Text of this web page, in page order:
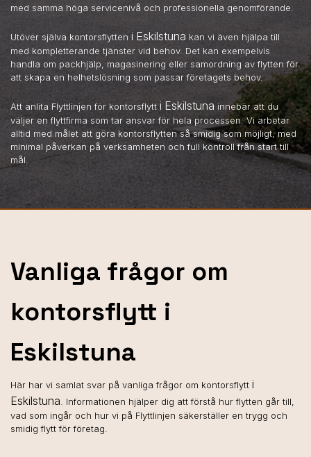
med samma höga servicenivå och professionella genomförande.
Utöver själva kontorsflytten i Eskilstuna kan vi även hjälpa till
med kompletterande tjänster vid behov. Det kan exempelvis
handla om packhjälp, magasinering eller samordning av flytten för
att skapa en helhetslösning som passar företagets behov.
Att anlita Flyttlinjen för kontorsflytt i Eskilstuna innebär att du
väljer en flyttfirma som tar ansvar för hela processen. Vi arbetar
alltid med målet att göra kontorsflytten så smidig som möjligt, med
minimal påverkan på verksamheten och full kontroll från start till
mål.
Vanliga frågor om
kontorsflytt i
Eskilstuna
Här har vi samlat svar på vanliga frågor om kontorsflytt i
Eskilstuna . Informationen hjälper dig att förstå hur flytten går till,
vad som ingår och hur vi på Flyttlinjen säkerställer en trygg och
smidig flytt för företag.